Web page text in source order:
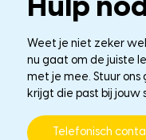
Hulp
Weet je niet zeker
nu gaat om de juiste
met je mee. Stuur
krijgt die past bij jouw
Telefonisch